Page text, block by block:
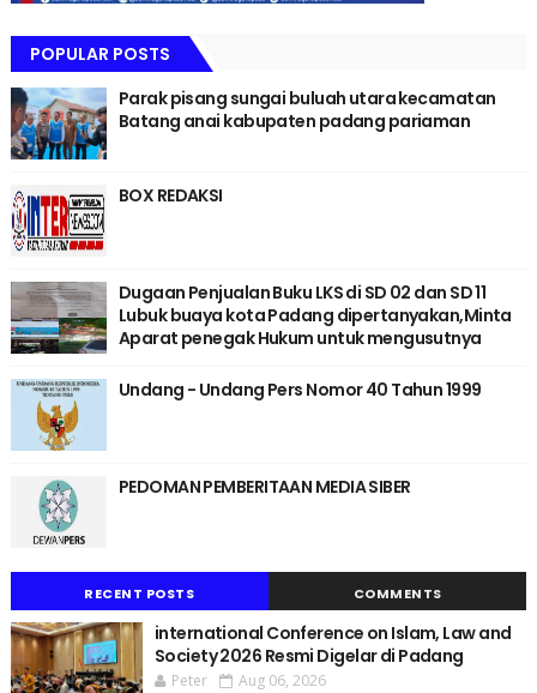
POPULAR POSTS
Parak pisang sungai buluah utara kecamatan
Batang anai kabupaten padang pariaman
BOX REDAKSI
Dugaan Penjualan Buku LKS di SD 02 dan SD 11
Lubuk buaya kota Padang dipertanyakan,Minta
Aparat penegak Hukum untuk mengusutnya
Undang - Undang Pers Nomor 40 Tahun 1999
PEDOMAN PEMBERITAAN MEDIA SIBER
RECENT POSTS COMMENTS
international Conference on Islam, Law and
Society 2026 Resmi Digelar di Padang
Peter Aug 06, 2026